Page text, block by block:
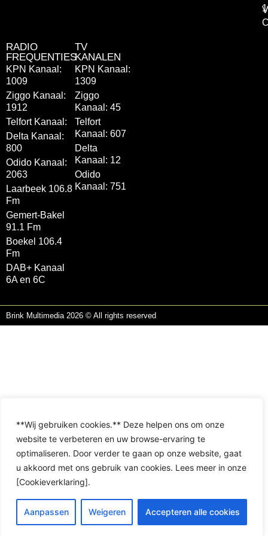
**Wij gebruiken cookies.** Deze helpen ons om onze
website te verbeteren en uw browse-ervaring te
optimaliseren. Door verder te gaan op onze website, gaat
u akkoord met ons gebruik van cookies. Lees meer in onze
[Cookieverklaring].
Aanpassen Weigeren Accepteren alle cookies
RADIO
FREQUENTIES
KPN Kanaal:
1009
Ziggo Kanaal:
1912
Telfort Kanaal:
Delta Kanaal:
800
Odido Kanaal:
2063
Laarbeek 106.8
Fm
Gemert-Bakel
91.1 Fm
Boekel 106.4
Fm
DAB+ Kanaal
6A en 6C
TV
KANALEN
KPN Kanaal:
1309
Ziggo
Kanaal: 45
Telfort
Kanaal: 607
Delta
Kanaal: 12
Odido
Kanaal: 751
Brink Multimedia 2026 © All rights reserved